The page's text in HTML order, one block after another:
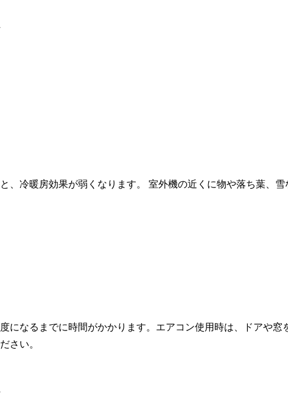
、冷暖房効果が弱くなります。 室外機の近くに物や落ち葉、雪
になるまでに時間がかかります。エアコン使用時は、ドアや窓
さい。